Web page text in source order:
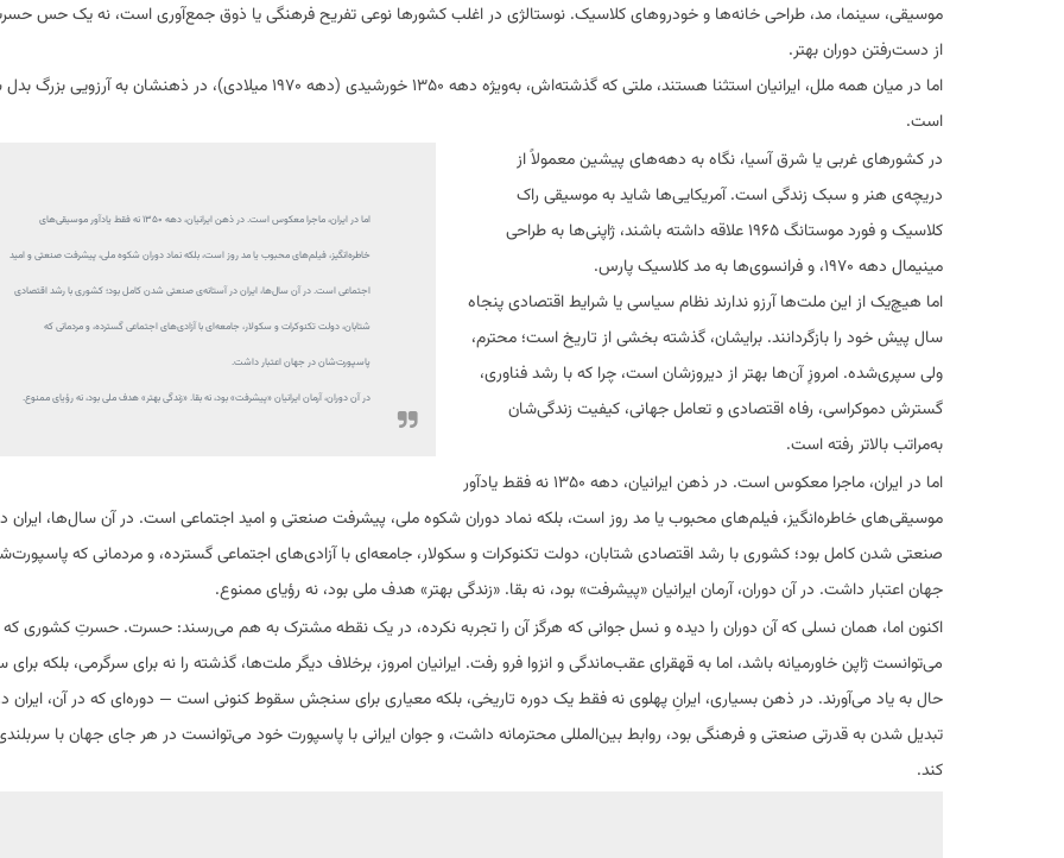
موسیقی، سینما، مد، طراحی خانه‌ها و خودروهای کلاسیک. نوستالژی در اغلب کشورها نوعی تفریح فرهنگی یا ذوق جمع‌آوری است، نه یک حس
از دست‌رفتن دوران بهتر.
اما در میان همه ملل، ایرانیان استثنا هستند، ملتی که گذشته‌اش، به‌ویژه دهه ۱۳۵۰ خورشیدی (دهه ۱۹۷۰ میلادی)، در ذهنشان به
است.
اما در ایران، ماجرا معکوس است. در ذهن ایرانیان، دهه ۱۳۵۰ نه فقط یادآور موسیقی‌های
خاطره‌انگیز، فیلم‌های محبوب یا مد روز است، بلکه نماد دوران شکوه ملی، پیشرفت صنعتی و امید
اجتماعی است. در آن سال‌ها، ایران در آستانه‌ی صنعتی شدن کامل بود؛ کشوری با رشد اقتصادی
شتابان، دولت تکنوکرات و سکولار، جامعه‌ای با آزادی‌های اجتماعی گسترده، و مردمانی که
پاسپورت‌شان در جهان اعتبار داشت.
در آن دوران، آرمان ایرانیان «پیشرفت» بود، نه بقا. «زندگی بهتر» هدف ملی بود، نه رؤیای ممنوع.
در کشورهای غربی یا شرق آسیا، نگاه به دهه‌های پیشین معمولاً از
دریچه‌ی هنر و سبک زندگی است. آمریکایی‌ها شاید به موسیقی راک
کلاسیک و فورد موستانگ ۱۹۶۵ علاقه داشته باشند، ژاپنی‌ها به طراحی
مینیمال دهه ۱۹۷۰، و فرانسوی‌ها به مد کلاسیک پارس.
اما هیچ‌یک از این ملت‌ها آرزو ندارند نظام سیاسی یا شرایط اقتصادی پنجاه
سال پیش خود را بازگردانند. برایشان، گذشته بخشی از تاریخ است؛ محترم،
ولی سپری‌شده. امروزِ آن‌ها بهتر از دیروزشان است، چرا که با رشد فناوری،
گسترش دموکراسی، رفاه اقتصادی و تعامل جهانی، کیفیت زندگی‌شان
به‌مراتب بالاتر رفته است.
اما در ایران، ماجرا معکوس است. در ذهن ایرانیان، دهه ۱۳۵۰ نه فقط یادآور
موسیقی‌های خاطره‌انگیز، فیلم‌های محبوب یا مد روز است، بلکه نماد دوران شکوه ملی، پیشرفت صنعتی و امید اجتماعی است. در آن سال‌ها، ایران
صنعتی شدن کامل بود؛ کشوری با رشد اقتصادی شتابان، دولت تکنوکرات و سکولار، جامعه‌ای با آزادی‌های اجتماعی گسترده، و مردمانی که
جهان اعتبار داشت. در آن دوران، آرمان ایرانیان «پیشرفت» بود، نه بقا. «زندگی بهتر» هدف ملی بود، نه رؤیای ممنوع.
اکنون اما، همان نسلی که آن دوران را دیده و نسل جوانی که هرگز آن را تجربه نکرده، در یک نقطه مشترک به هم می‌رسند: حسرت. حسرتِ کشوری که
می‌توانست ژاپن خاورمیانه باشد، اما به قهقرای عقب‌ماندگی و انزوا فرو رفت. ایرانیان امروز، برخلاف دیگر ملت‌ها، گذشته را نه برای سرگرمی، بلکه
حال به یاد می‌آورند. در ذهن بسیاری، ایرانِ پهلوی نه فقط یک دوره تاریخی، بلکه معیاری برای سنجش سقوط کنونی است — دوره‌ای که در آن، ایران
تبدیل شدن به قدرتی صنعتی و فرهنگی بود، روابط بین‌المللی محترمانه داشت، و جوان ایرانی با پاسپورت خود می‌توانست در هر جای جهان با
کند.